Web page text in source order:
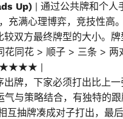
Up) | 通过公共牌和个人
，充满心理博弈，竞技
双方最终牌型的大小。
花同花 > 顺子 > 三条 >
|
出牌，下家必须打出比上一
气与策略结合，有独特
互抽牌凑成对子打出，最